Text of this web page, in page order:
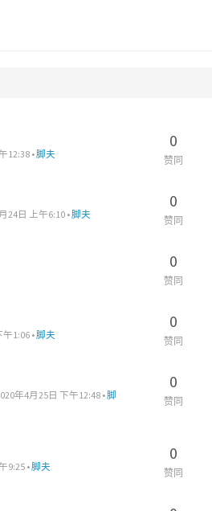
12:38•脚夫
0
赞同
24日 上午6:10 •脚夫
0
赞同
0
赞同
午1:06•脚夫
0
赞同
年4月25日 下午12:48 •脚
0
赞同
9:25 •脚夫
0
赞同